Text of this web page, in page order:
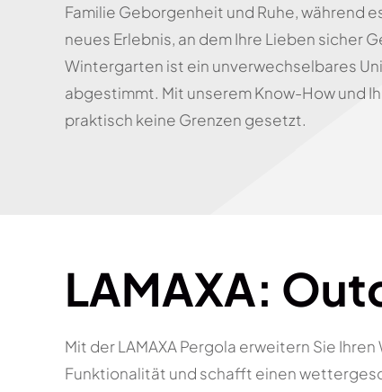
Familie Geborgenheit und Ruhe, während
neues Erlebnis, an dem Ihre Lieben sicher
Wintergarten ist ein unverwechselbares
abgestimmt. Mit unserem Know-How und
praktisch keine Grenzen gesetzt.
LAMAXA:
Mit der LAMAXA Pergola erweitern Sie
Funktionalität und schafft einen